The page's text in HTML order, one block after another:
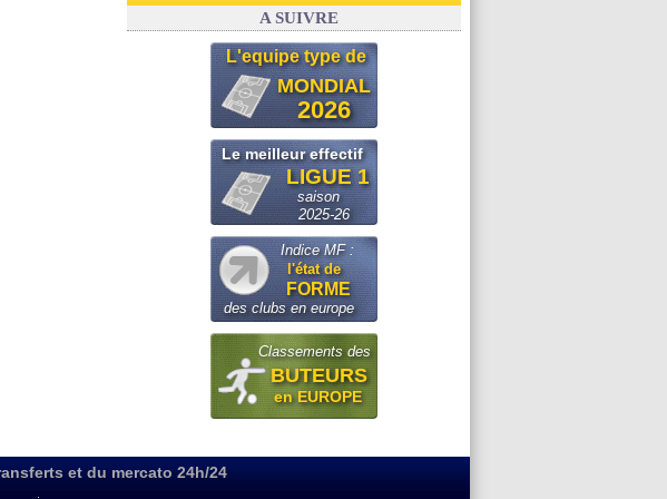
A SUIVRE
L'equipe type de
MONDIAL
2026
Le meilleur effectif
LIGUE 1
saison
2025-26
Indice MF :
l'état de
FORME
des clubs en europe
Classements des
BUTEURS
en EUROPE
et du mercato 24h/24